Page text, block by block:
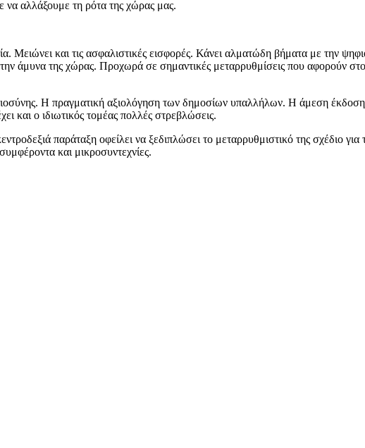
αλλάξουμε τη ρότα της χώρας μας.
και τις ασφαλιστικές εισφορές. Κάνει αλματώδη βήματα με την
άμυνα της χώρας. Προχωρά σε σημαντικές μεταρρυθμίσεις που αφορούν
Η πραγματική αξιολόγηση των δημοσίων υπαλλήλων. Η άμεση
και ο ιδιωτικός τομέας πολλές στρεβλώσεις.
παράταξη οφείλει να ξεδιπλώσει το μεταρρυθμιστικό της σχέδιο
και μικροσυντεχνίες.